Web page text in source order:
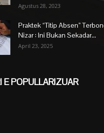
Agustus 28, 2023
Praktek “Titip Absen”
Nizar : Ini Bukan Sekadar...
April 23, 2025
E POPULLARIZUAR